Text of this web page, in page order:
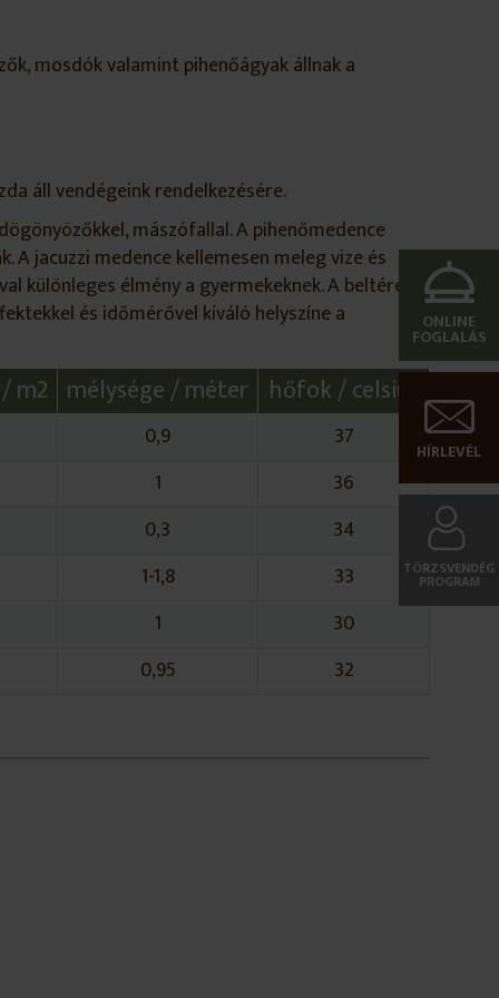
ONLINE
FOGLALÁS
HÍRLEVÉL
TÖRZSVENDÉG
PROGRAM
mosdók valamint pihenőágyak állnak a
áll vendégeink rendelkezésére.
mászófallal. A pihenőmedence
jacuzzi medence kellemesen meleg vize és
élmény a gyermekeknek. A beltéren
és időmérővel kíváló helyszíne a
m2 mélysége / méter hőfok / celsius
0,9
37
1
36
0,3
34
1-1,8
33
1
30
0,95 32